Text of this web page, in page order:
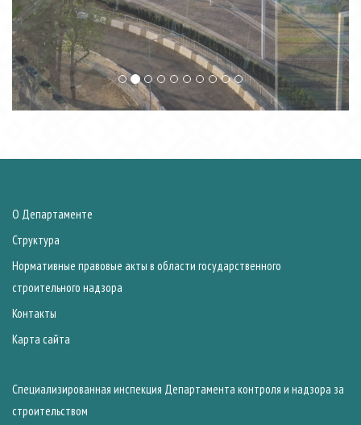
О Департаменте
Структура
Нормативные правовые акты в области государственного
строительного надзора
Контакты
Карта сайта
Специализированная инспекция Департамента контроля и надзора за
строительством